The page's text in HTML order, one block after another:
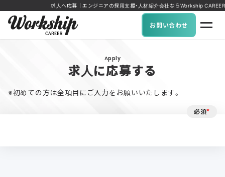
求人へ応募｜エンジニアの採用支援・人材紹介会社ならWorkship CAREER
お問い合わせ
Apply
求人に応募する
※初めての方は全項目にご入力をお願いいたします。
必須*